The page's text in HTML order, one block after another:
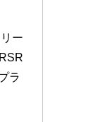
ー
ラ